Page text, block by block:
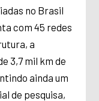
no Brasil
com 45 redes
a
3,7 mil km de
ainda um
de pesquisa,